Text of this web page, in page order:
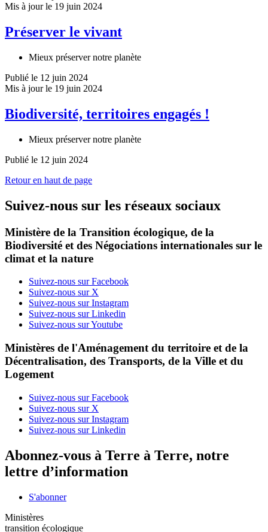
Mis à jour le 19 juin 2024
Préserver le vivant
Mieux préserver notre planète
Publié le 12 juin 2024
Mis à jour le 19 juin 2024
Biodiversité, territoires engagés !
Mieux préserver notre planète
Publié le 12 juin 2024
Retour en haut de page
Suivez-nous sur les réseaux sociaux
Ministère de la Transition écologique, de la
Biodiversité et des Négociations internationales sur le
climat et la nature
Suivez-nous sur Facebook
Suivez-nous sur X
Suivez-nous sur Instagram
Suivez-nous sur Linkedin
Suivez-nous sur Youtube
Ministères de l'Aménagement du territoire et de la
Décentralisation, des Transports, de la Ville et du
Logement
Suivez-nous sur Facebook
Suivez-nous sur X
Suivez-nous sur Instagram
Suivez-nous sur Linkedin
Abonnez-vous à Terre à Terre, notre
lettre d’information
S'abonner
Ministères
transition écologique